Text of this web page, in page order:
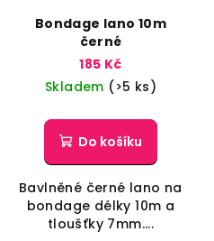
Bondage lano 10m
černé
185 Kč
Skladem (>5 ks)
Do košíku
Bavlněné černé lano na
bondage délky 10m a
tloušťky 7mm....